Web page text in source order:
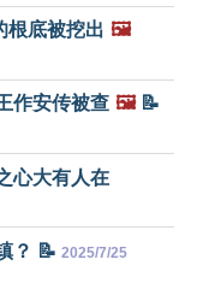
根底被挖出 🖼️
作安传被查 🖼️📝
心大有人在
？ 📝 2025/7/25